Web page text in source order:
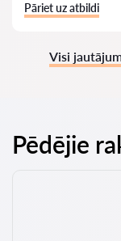
Pāriet uz atbildi
Visi
Pēdējie